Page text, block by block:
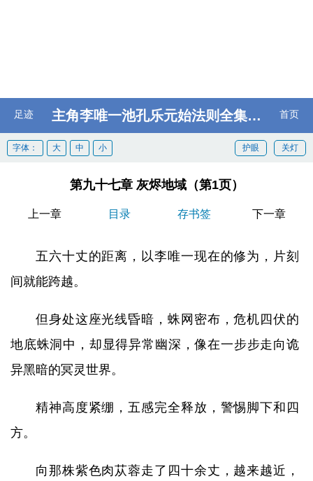
足迹 主角李唯一池孔乐元始法则全集阅读 首页
关灯
护眼
字体： 大 中 小
第九十七章 灰烬地域（第1页）
上一章 目录 存书签 下一章
五六十丈的距离，以李唯一现在的修为，片刻
间就能跨越。
但身处这座光线昏暗，蛛网密布，危机四伏的
地底蛛洞中，却显得异常幽深，像在一步步走向诡
异黑暗的冥灵世界。
精神高度紧绷，五感完全释放，警惕脚下和四
方。
向那株紫色肉苁蓉走了四十余丈，越来越近，